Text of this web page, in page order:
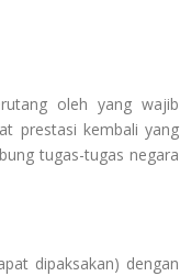
oleh yang wajib
prestasi kembali yang
tugas-tugas negara
dipaksakan) dengan